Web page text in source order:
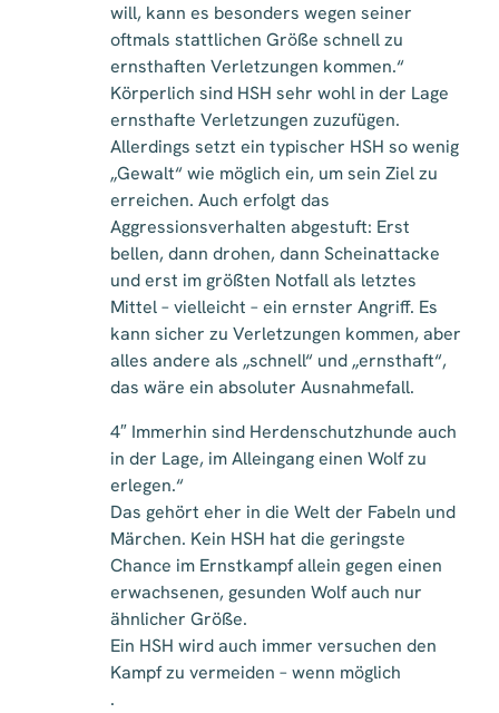
will, kann es besonders wegen seiner
oftmals stattlichen Größe schnell zu
ernsthaften Verletzungen kommen.“
Körperlich sind HSH sehr wohl in der Lage
ernsthafte Verletzungen zuzufügen.
Allerdings setzt ein typischer HSH so wenig
„Gewalt“ wie möglich ein, um sein Ziel zu
erreichen. Auch erfolgt das
Aggressionsverhalten abgestuft: Erst
bellen, dann drohen, dann Scheinattacke
und erst im größten Notfall als letztes
Mittel – vielleicht – ein ernster Angriff. Es
kann sicher zu Verletzungen kommen, aber
alles andere als „schnell“ und „ernsthaft“,
das wäre ein absoluter Ausnahmefall.
4″ Immerhin sind Herdenschutzhunde auch
in der Lage, im Alleingang einen Wolf zu
erlegen.“
Das gehört eher in die Welt der Fabeln und
Märchen. Kein HSH hat die geringste
Chance im Ernstkampf allein gegen einen
erwachsenen, gesunden Wolf auch nur
ähnlicher Größe.
Ein HSH wird auch immer versuchen den
Kampf zu vermeiden – wenn möglich
.